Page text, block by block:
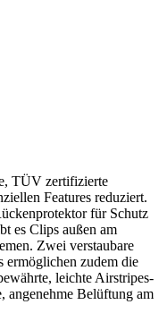
TÜV zertifizierte
Features reduziert.
für Schutz
es Clips außen am
Zwei verstaubare
ermöglichen zudem die
leichte Airstripes-
angenehme Belüftung am